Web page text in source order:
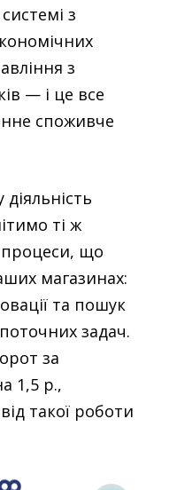
з
з
— і це все
споживче
ті ж
процеси, що
магазинах:
та пошук
задач.
за
1,5 р.,
такої роботи